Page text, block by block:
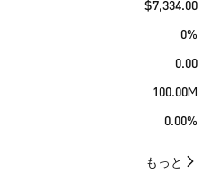
$7,334.00
0%
0.00
100.00M
0.00%
もっと